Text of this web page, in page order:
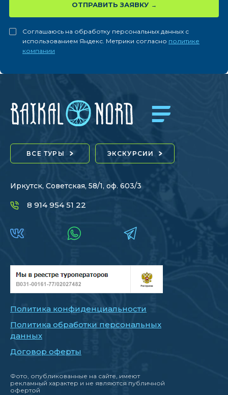
ОТПРАВИТЬ ЗАЯВКУ
Соглашаюсь на обработку персональных данных с
использованием Яндекс. Метрики согласно политике
компании
ВСЕ ТУРЫ ЭКСКУРСИИ
Иркутск, Советская, 58/1, оф. 603/3
8 914 954 51 22
Политика конфиденциальности
Политика обработки персональных
данных
Договор оферты
Фото, опубликованные на сайте, имеют
рекламный характер и не являются публичной
офертой